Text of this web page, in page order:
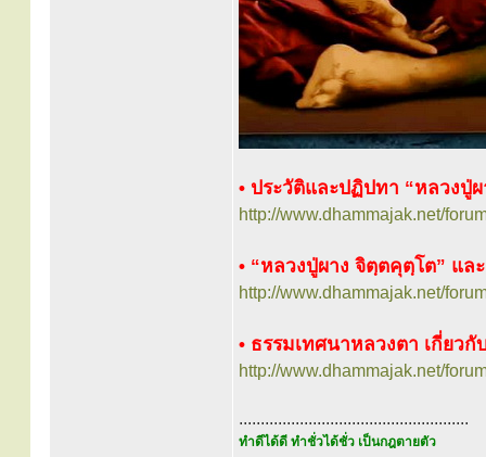
• ประวัติและปฏิปทา “หลวงปู่
http://www.dhammajak.net/
• “หลวงปู่ผาง จิตฺตคุตฺโต” แล
http://www.dhammajak.net/
• ธรรมเทศนาหลวงตา เกี่ยว
http://www.dhammajak.net/
.....................................................
ทำดีได้ดี ทำชั่วได้ชั่ว เป็นกฎตายตัว